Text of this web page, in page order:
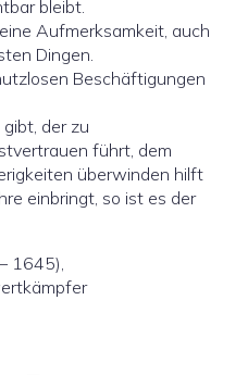
bleibt.
Aufmerksamkeit, auch
Dingen.
Beschäftigungen
der zu
führt, dem
überwinden hilft
einbringt, so ist es der
1645),